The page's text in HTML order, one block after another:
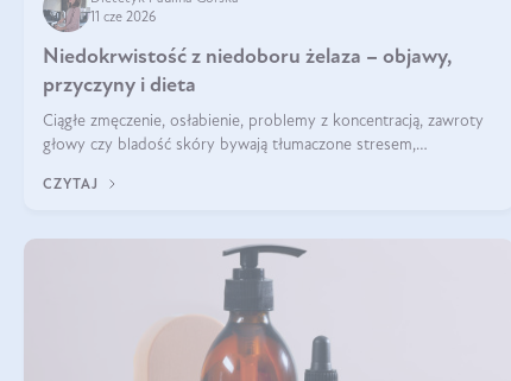
11 cze 2026
Niedokrwistość z niedoboru żelaza – objawy,
przyczyny i dieta
Ciągłe zmęczenie, osłabienie, problemy z koncentracją, zawroty
głowy czy bladość skóry bywają tłumaczone stresem,
może być niedokrwistość z niedoboru żelaza.
CZYTAJ